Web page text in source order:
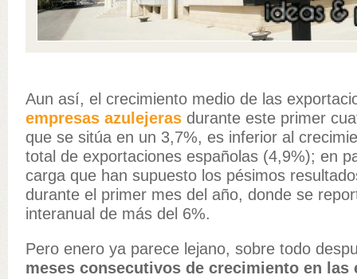
Aun así, el crecimiento medio de las
empresas azulejeras durante este primer
que se sitúa en un 3,7%, es inferior al
total de exportaciones españolas (4,9%); en
carga que han supuesto los pésimos
durante el primer mes del año, donde se
interanual de más del 6%.
Pero enero ya parece lejano, sobre todo
meses consecutivos de crecimiento en las